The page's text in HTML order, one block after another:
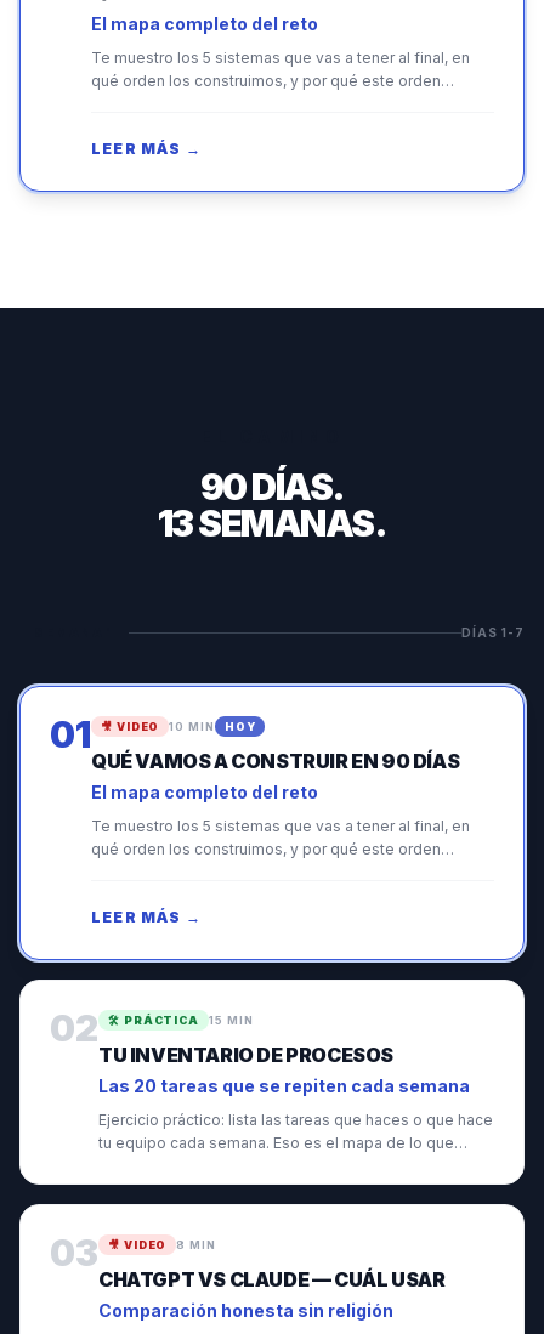
El mapa completo del reto
Te muestro los 5 sistemas que vas a tener al final, en
qué orden los construimos, y por qué este orden
LEER MÁS →
90DÍAS.
13SEMANAS.
DÍAS 1 - 7
01 🎥 VIDEO 10 MIN HOY
QUÉ VAMOS A CONSTRUIR EN 90 DÍAS
El mapa completo del reto
Te muestro los 5 sistemas que vas a tener al final, en
qué orden los construimos, y por qué este orden
LEER MÁS →
02 🛠️ PRÁCTICA 15 MIN
TU INVENTARIO DE PROCESOS
Las 20 tareas que se repiten cada semana
Ejercicio práctico: lista las tareas que haces o que hace
tu equipo cada semana. Eso es el mapa de lo que
03 🎥 VIDEO 8 MIN
CHATGPT VS CLAUDE — CUÁL USAR
Comparación honesta sin religión